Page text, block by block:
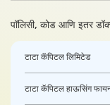
पॉलिसी, कोड आणि इतर
टाटा कॅपिटल लिमिटेड
टाटा कॅपिटल हाऊसिंग